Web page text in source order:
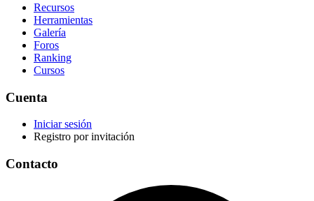
Recursos
Herramientas
Galería
Foros
Ranking
Cursos
Cuenta
Iniciar sesión
Registro por invitación
Contacto